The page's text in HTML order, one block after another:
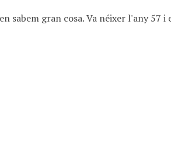
sabem gran cosa. Va néixer l'any 57 i